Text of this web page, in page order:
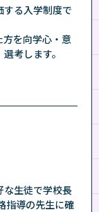
る入学制度で
方を向学心・意
考します。
な生徒で学校長
指導の先生に確